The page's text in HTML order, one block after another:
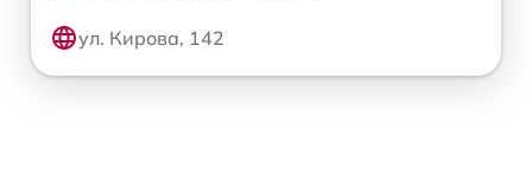
ул. Кирова, 142